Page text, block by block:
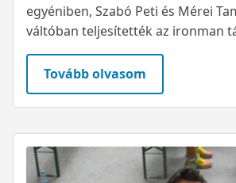
egyéniben, Szabó Peti és Mérei
váltóban teljesítették az ironman
Tovább olvasom